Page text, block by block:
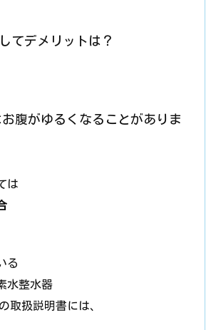
てデメリットは？
腹がゆるくなることがありま
は
る
水整水器
の取扱説明書には、